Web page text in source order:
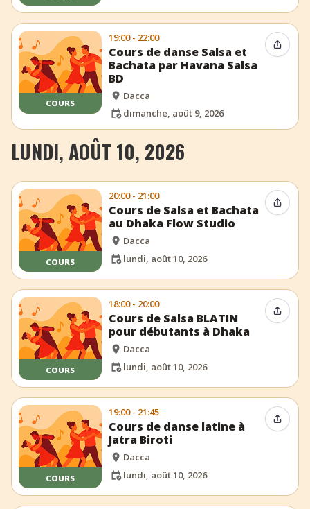
COURS
19:00 - 22:00
Cours de danse Salsa et
Bachata par Havana Salsa
BD
Dacca
dimanche, août 9, 2026
LUNDI, AOÛT 10, 2026
COURS
20:00 - 21:00
Cours de Salsa et Bachata
au Dhaka Flow Studio
Dacca
lundi, août 10, 2026
COURS
18:00 - 20:00
Cours de Salsa BLATIN
pour débutants à Dhaka
Dacca
lundi, août 10, 2026
COURS
19:00 - 21:45
Cours de danse latine à
Jatra Biroti
Dacca
lundi, août 10, 2026